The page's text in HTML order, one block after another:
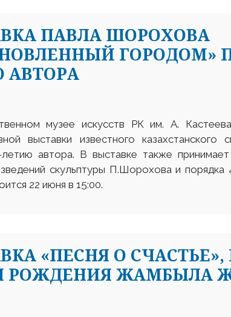
ПАВЛА ШОРОХОВА
ГОРОДОМ»
АВТОРА
музее искусств РК им. А.
выставки известного казахстанского
автора. В выставке также
скульптуры П.Шорохова и порядка
22 июня в 15:00.
«ПЕСНЯ О СЧАСТЬЕ»,
РОЖДЕНИЯ ЖАМБЫЛА